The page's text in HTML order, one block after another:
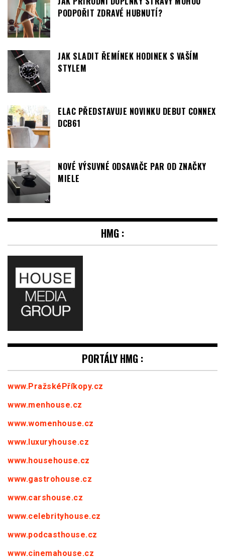
PODPOŘIT ZDRAVÉ HUBNUTÍ?
JAK SLADIT ŘEMÍNEK HODINEK S VAŠÍM
STYLEM
ELAC PŘEDSTAVUJE NOVINKU DEBUT CONNEX
DCB61
NOVÉ VÝSUVNÉ ODSAVAČE PAR OD ZNAČKY
MIELE
HMG :
PORTÁLY HMG :
www.PražskéPříkopy.cz
www.menhouse.cz
www.womenhouse.cz
www.luxuryhouse.cz
www.househouse.cz
www.gastrohouse.cz
www.carshouse.cz
www.celebrityhouse.cz
www.podcasthouse.cz
www.cinemahouse.cz